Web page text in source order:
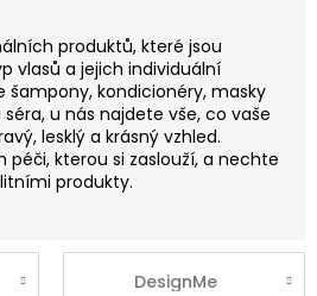
produktů, které jsou
vlasů a jejich individuální
šampony, kondicionéry, masky
u nás najdete vše, co vaše
lesklý a krásný vzhled.
péči, kterou si zaslouží, a nechte
produkty.
DesignMe